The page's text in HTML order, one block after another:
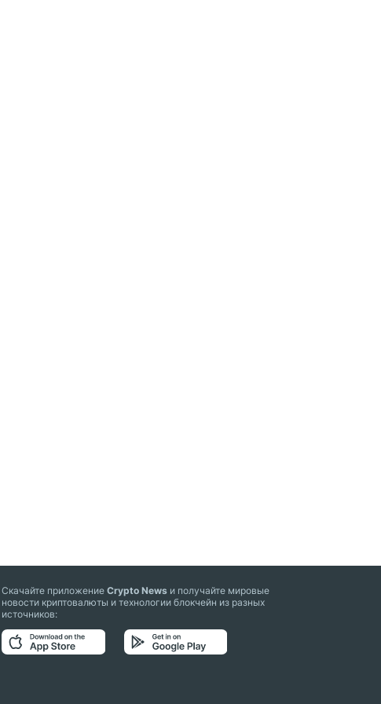
Скачайте приложениеCrypto News и получайте мировые
новости криптовалюты и технологии блокчейн из разных
источников: